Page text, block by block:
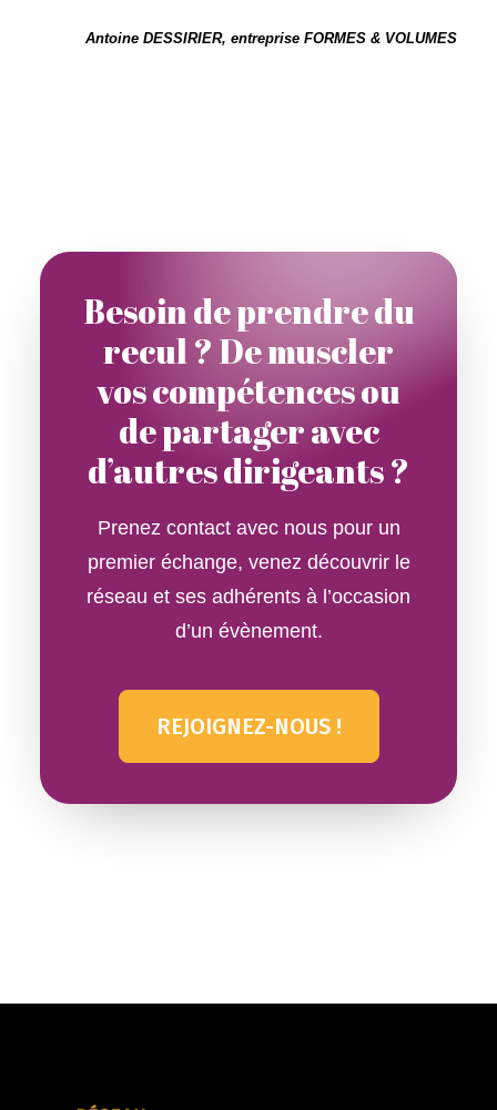
Antoine DESSIRIER, entreprise FORMES & VOLUMES
Besoin de prendre du
recul ? De muscler
vos compétences ou
de partager avec
d’autres dirigeants ?
Prenez contact avec nous pour un
premier échange, venez découvrir le
réseau et ses adhérents à l’occasion
d’un évènement.
REJOIGNEZ-NOUS !